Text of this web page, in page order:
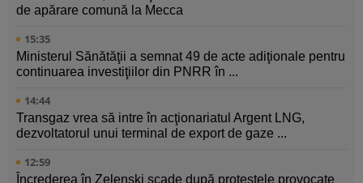
de apărare comună la Mecca
15:35
Ministerul Sănătăţii a semnat 49 de acte adiţionale pentru
continuarea investiţiilor din PNRR în ...
14:44
Transgaz vrea să intre în acţionariatul Argent LNG,
dezvoltatorul unui terminal de export de gaze ...
12:59
Încrederea în Zelenski scade după protestele provocate